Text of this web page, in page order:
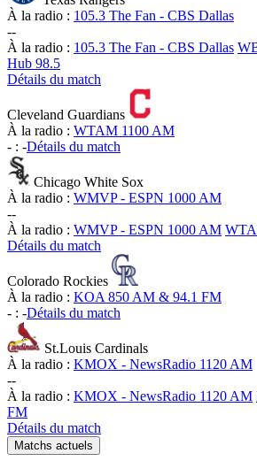
À la radio : 105.3 The Fan - CBS Dallas
--
À la radio : 105.3 The Fan - CBS Dallas
Hub 98.5
Détails du match
Cleveland Guardians
À la radio : WTAM 1100 AM
- : -Détails du match
Chicago White Sox
À la radio : WMVP - ESPN 1000 AM
--
À la radio : WMVP - ESPN 1000 AM
Détails du match
Colorado Rockies
À la radio : KOA 850 AM & 94.1 FM
- : -Détails du match
St.Louis Cardinals
À la radio : KMOX - NewsRadio 1120 AM
--
À la radio : KMOX - NewsRadio 1120 AM
FM
Détails du match
Matchs actuels